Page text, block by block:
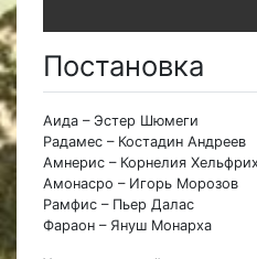
Постановка
Аида – Эстер Шюмеги
Радамес – Костадин Андреев
Амнерис – Корнелия
Амонасро – Игорь Морозов
Рамфис – Пьер Далас
Фараон – Януш Монарха